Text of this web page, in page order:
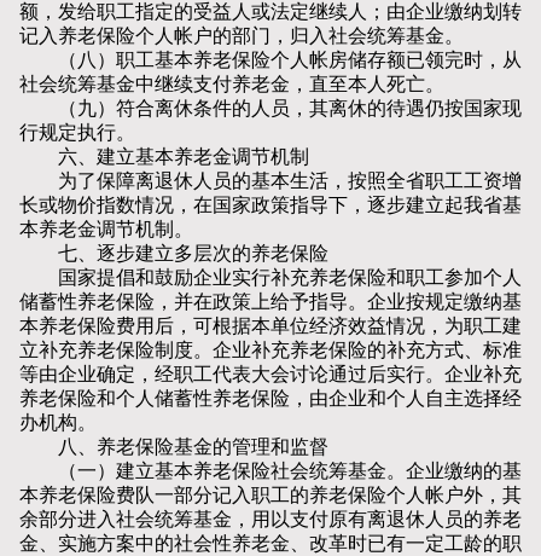
额，发给职工指定的受益人或法定继续人；由企业缴纳划转
记入养老保险个人帐户的部门，归入社会统筹基金。
（八）职工基本养老保险个人帐房储存额已领完时，从
社会统筹基金中继续支付养老金，直至本人死亡。
（九）符合离休条件的人员，其离休的待遇仍按国家现
行规定执行。
六、建立基本养老金调节机制
为了保障离退休人员的基本生活，按照全省职工工资增
长或物价指数情况，在国家政策指导下，逐步建立起我省基
本养老金调节机制。
七、逐步建立多层次的养老保险
国家提倡和鼓励企业实行补充养老保险和职工参加个人
储蓄性养老保险，并在政策上给予指导。企业按规定缴纳基
本养老保险费用后，可根据本单位经济效益情况，为职工建
立补充养老保险制度。企业补充养老保险的补充方式、标准
等由企业确定，经职工代表大会讨论通过后实行。企业补充
养老保险和个人储蓄性养老保险，由企业和个人自主选择经
办机构。
八、养老保险基金的管理和监督
（一）建立基本养老保险社会统筹基金。企业缴纳的基
本养老保险费队一部分记入职工的养老保险个人帐户外，其
余部分进入社会统筹基金，用以支付原有离退休人员的养老
金、实施方案中的社会性养老金、改革时已有一定工龄的职